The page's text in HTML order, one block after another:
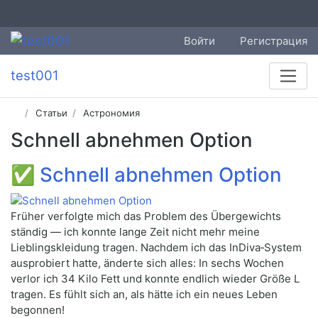
Войти Регистрация
test001
Статьи Астрономия
Schnell abnehmen Option
✅ Schnell abnehmen Option
Früher verfolgte mich das Problem des Übergewichts
ständig — ich konnte lange Zeit nicht mehr meine
Lieblingskleidung tragen. Nachdem ich das InDiva‑System
ausprobiert hatte, änderte sich alles: In sechs Wochen
verlor ich 34 Kilo Fett und konnte endlich wieder Größe L
tragen. Es fühlt sich an, als hätte ich ein neues Leben
begonnen!